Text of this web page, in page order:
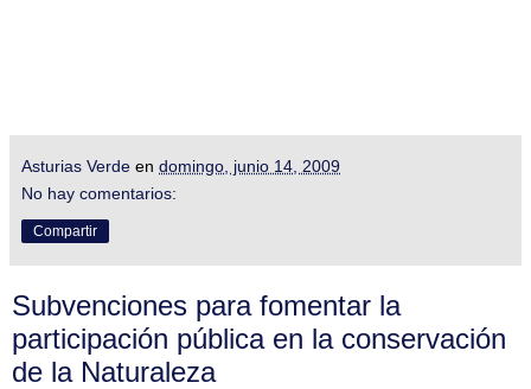
Asturias Verde en domingo, junio 14, 2009
No hay comentarios:
Compartir
Subvenciones para fomentar la
participación pública en la conservación
de la Naturaleza